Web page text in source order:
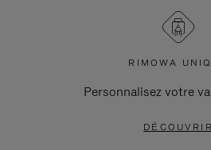
RIMOWA
Personnalisez votre
DÉCOUVRIR